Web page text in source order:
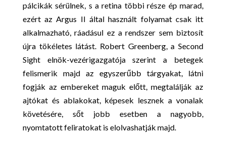
pálcikák sérülnek, s a retina többi része ép marad,
ezért az Argus II által használt folyamat csak itt
alkalmazható, ráadásul ez a rendszer sem biztosít
újra tökéletes látást. Robert Greenberg, a Second
Sight elnök-vezérigazgatója szerint a betegek
felismerik majd az egyszerűbb tárgyakat, látni
fogják az embereket maguk előtt, megtalálják az
ajtókat és ablakokat, képesek lesznek a vonalak
követésére, sőt jobb esetben a nagyobb,
nyomtatott feliratokat is elolvashatják majd.